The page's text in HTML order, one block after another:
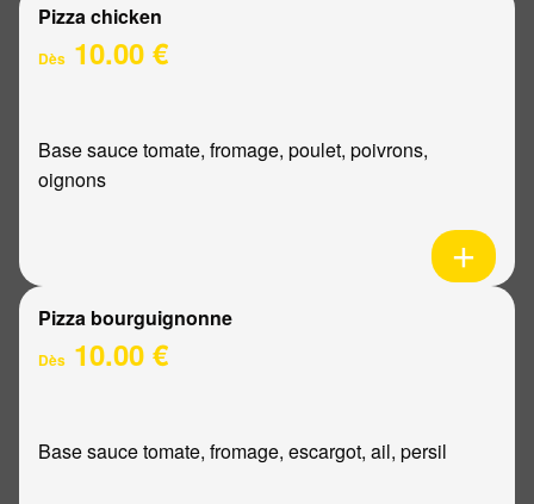
Pizza chicken
Dès 10.00 €
Base sauce tomate, fromage, poulet, poivrons,
oignons
Pizza bourguignonne
Dès 10.00 €
Base sauce tomate, fromage, escargot, ail, persil